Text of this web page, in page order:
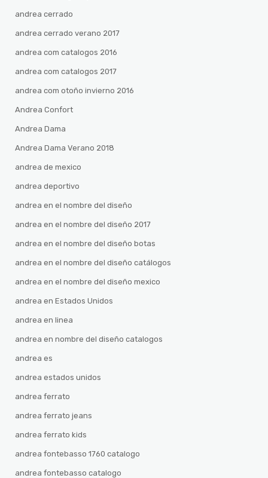
andrea cerrado
andrea cerrado verano 2017
andrea com catalogos 2016
andrea com catalogos 2017
andrea com otoño invierno 2016
Andrea Confort
Andrea Dama
Andrea Dama Verano 2018
andrea de mexico
andrea deportivo
andrea en el nombre del diseño
andrea en el nombre del diseño 2017
andrea en el nombre del diseño botas
andrea en el nombre del diseño catálogos
andrea en el nombre del diseño mexico
andrea en Estados Unidos
andrea en linea
andrea en nombre del diseño catalogos
andrea es
andrea estados unidos
andrea ferrato
andrea ferrato jeans
andrea ferrato kids
andrea fontebasso 1760 catalogo
andrea fontebasso catalogo